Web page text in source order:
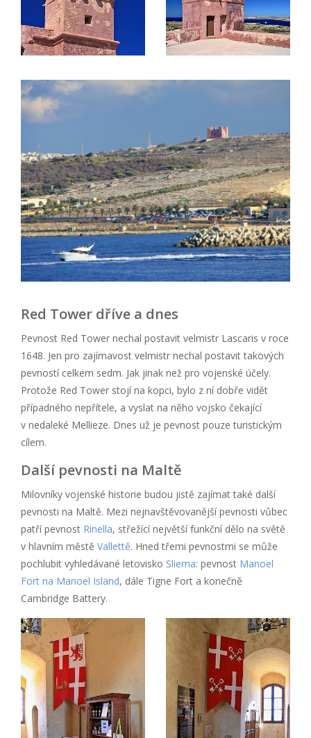
Red Tower dříve a dnes
Pevnost Red Tower nechal postavit velmistr Lascaris v roce
1648. Jen pro zajímavost velmistr nechal postavit takových
pevností celkem sedm. Jak jinak než pro vojenské účely.
Protože Red Tower stojí na kopci, bylo z ní dobře vidět
případného nepřítele, a vyslat na něho vojsko čekající
v nedaleké Mellieze. Dnes už je pevnost pouze turistickým
cílem.
Další pevnosti na Maltě
Milovníky vojenské historie budou jistě zajímat také další
pevnosti na Maltě. Mezi nejnavštěvovanější pevnosti vůbec
patří pevnost Rinella, střežící největší funkční dělo na světě
v hlavním městě Vallettě. Hned třemi pevnostmi se může
pochlubit vyhledávané letovisko Sliema: pevnost Manoel
Fort na Manoel Island, dále Tigne Fort a konečně
Cambridge Battery.